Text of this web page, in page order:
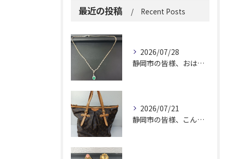
最近の投稿 Recent Posts
2026/07/28
静岡市の皆様、おはようございます。
2026/07/21
静岡市の皆様、こんにちは！